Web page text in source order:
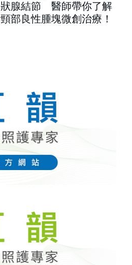
狀腺結節 醫師帶你了解
頸部良性腫塊微創治療！